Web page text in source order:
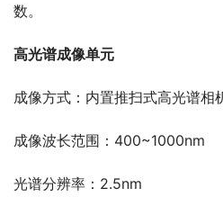
数。
高光谱成像单元
成像方式：内置推扫式高光谱相
成像波长范围：400~1000nm
光谱分辨率：2.5nm